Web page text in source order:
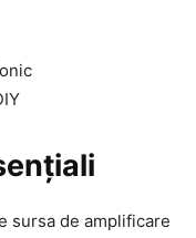
sursa de amplificare